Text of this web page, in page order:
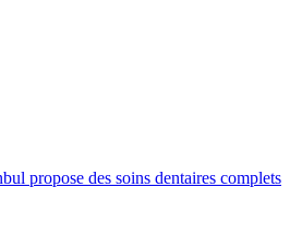
propose des soins dentaires complets